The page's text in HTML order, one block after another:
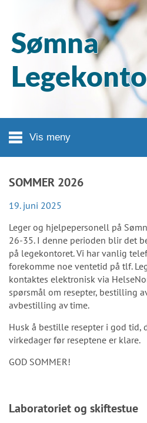
Hopp til hovedinnhold
Sømna
Vis meny
SOMMER 2026
19. juni 2025
Leger og hjelpepersonell på
26-35. I denne perioden blir det
på legekontoret. Vi har vanlig
forekomme noe ventetid på tlf.
kontaktes elektronisk via
spørsmål om resepter, bestilling
avbestilling av time.
Husk å bestille resepter i god tid,
virkedager før reseptene er klare.
GOD SOMMER!
Laboratoriet og skiftestue